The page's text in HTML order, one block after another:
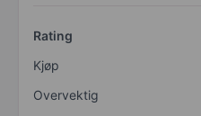
Rating
Kjøp
Overvektig